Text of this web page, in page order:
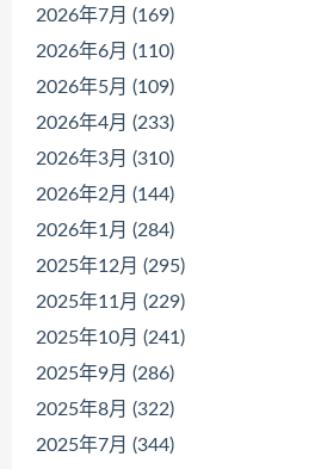
2026年7月 (169)
2026年6月 (110)
2026年5月 (109)
2026年4月 (233)
2026年3月 (310)
2026年2月 (144)
2026年1月 (284)
2025年12月 (295)
2025年11月 (229)
2025年10月 (241)
2025年9月 (286)
2025年8月 (322)
2025年7月 (344)